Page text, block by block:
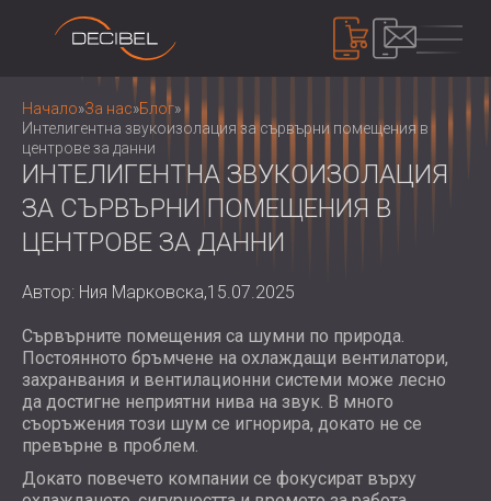
ПРОДУКТИ
ЗВУКОИЗОЛАЦИЯ
ШУМОИЗОЛАЦИЯ ЗА СТЕНИ
ШУМОИЗОЛАЦИЯ ЗА ТАВАН
ВЪНШНИ И ИНТЕРИОРНИ
ЗВУКОИЗОЛАЦИОННИ ВРАТИ
АКУСТИЧНИ ПАНЕЛИ
РЕЦИКЛИРАН ФИЛЦ
ДЪРВЕНИ ПЕРФОРИРАНИ АКУСТИЧНИ
ПАНЕЛИ
ТЕКСТИЛНИ АКУСТИЧНИ ПАНЕЛИ И
БАФЪЛИ
АКУСТИЧНИ ПАНЕЛИ ДЪРВЕНИ
ЛАМЕЛИ
ШУМОИЗОЛИРАЩИ КАБИНИ И
БАРИЕРИ
ШУМОЗАЩИТНИ ЩОРИ, ЖАЛУЗИ И
ЗАГЛУШИТЕЛИ
ВИБРОИЗОЛАЦИЯ, ПОДЛОЖКИ И
ОКАЧВАЧИ
УСТРОЙСТВА
ШУМОМЕРИ
ЗВУКОВО МАСКИРАНЕ И ШУМОВИ
ДОЗИМЕТРИ
ЗА НАС
КОИ СМЕ НИЕ
Начало»За нас»Блог»
Интелигентна звукоизолация за сървърни помещения в
центрове за данни
ИНТЕЛИГЕНТНА ЗВУКОИЗОЛАЦИЯ
ЗА СЪРВЪРНИ ПОМЕЩЕНИЯ В
ЦЕНТРОВЕ ЗА ДАННИ
Автор: Ния Марковска,15.07.2025
Сървърните помещения са шумни по природа.
Постоянното бръмчене на охлаждащи вентилатори,
захранвания и вентилационни системи може лесно
да достигне неприятни нива на звук. В много
съоръжения този шум се игнорира, докато не се
превърне в проблем.
Докато повечето компании се фокусират върху